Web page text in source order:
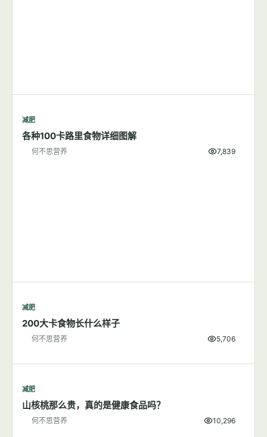
减肥
各种100卡路里食物详细图解
何不思营养 7,839
减肥
200大卡食物长什么样子
何不思营养 5,706
减肥
山核桃那么贵，真的是健康食品吗？
何不思营养 10,296